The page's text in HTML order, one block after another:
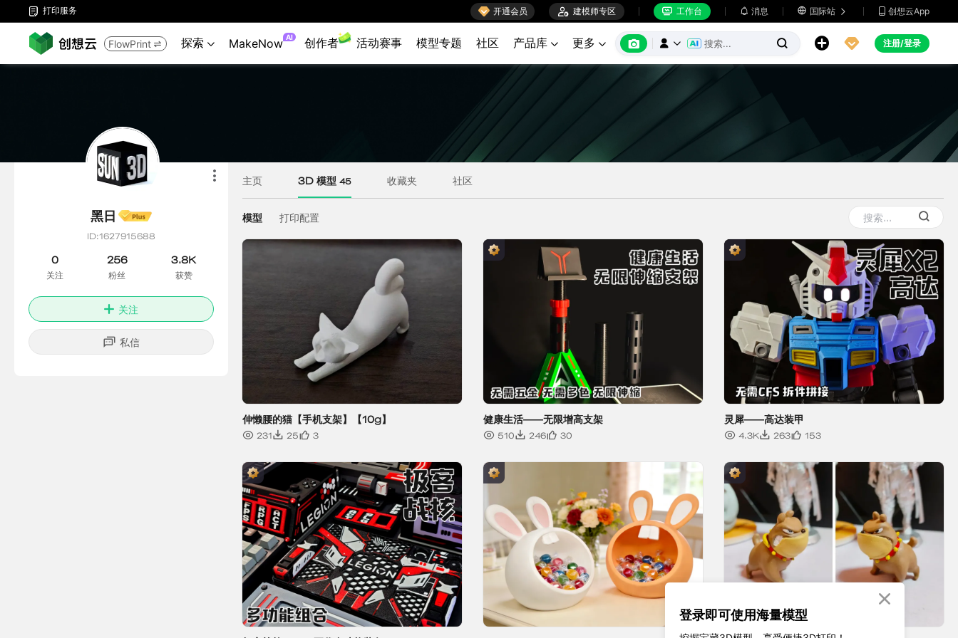
 打印服务  开通会员  建模师专区  工作台  消息  国际站   创想云App
FlowPrint  探索  MakeNow AI 创作者 活动赛事 模型专题 社区 产品库  更多        注册/登录
登录即可使用海量模型
